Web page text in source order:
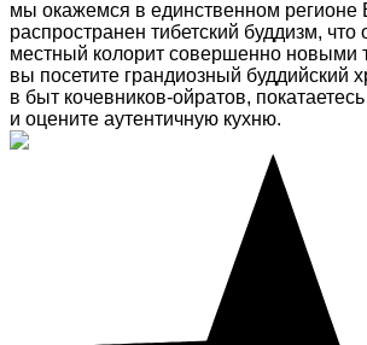
мы окажемся в единственном регионе
распространен тибетский буддизм, что
местный колорит совершенно новыми
вы посетите грандиозный буддийский
в быт кочевников-ойратов,
и оцените аутентичную кухню.